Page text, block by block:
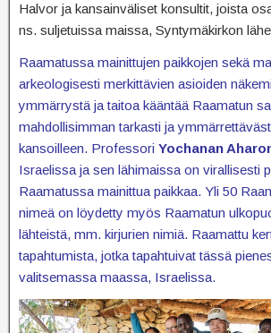
Halvor ja kansainväliset konsultit, joista
ns. suljetuissa maissa, Syntymäkirkon
Raamatussa mainittujen paikkojen sekä
arkeologisesti merkittävien asioiden
ymmärrystä ja taitoa kääntää Raamatun
mahdollisimman tarkasti ja
kansoilleen. Professori Yochanan
Israelissa ja sen lähimaissa on virallisesti
Raamatussa mainittua paikkaa. Yli 50
nimeä on löydetty myös Raamatun
lähteistä, mm. kirjurien nimiä. Raamattu
tapahtumista, jotka tapahtuivat tässä
valitsemassa maassa, Israelissa.